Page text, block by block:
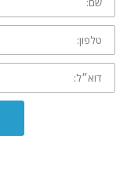
טלפון:
דוא״ל: